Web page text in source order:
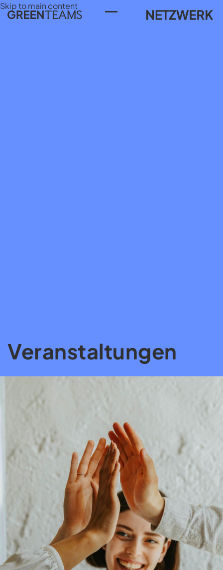
Skip to main content
Toggle Menu
Veranstaltungen